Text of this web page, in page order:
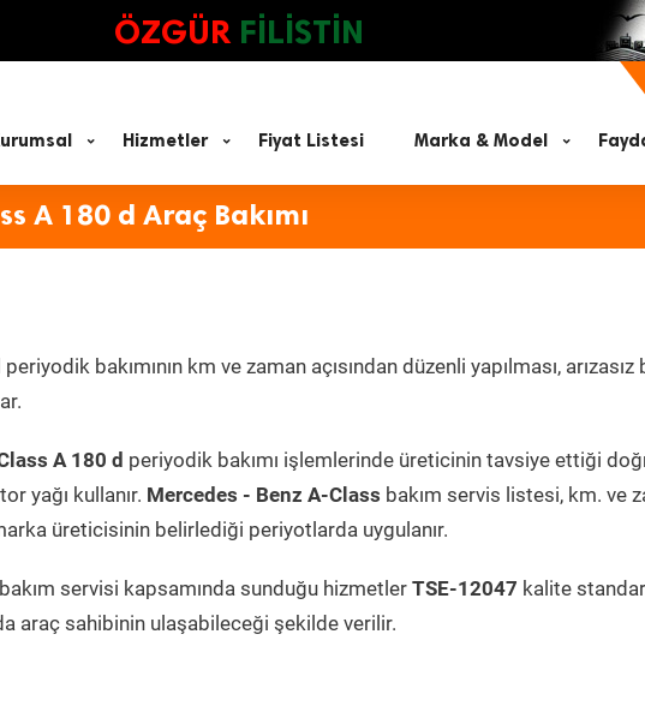
ÖZGÜR FİLİSTİN
Hizmetler Fiyat Listesi Marka & Model
A 180 d Araç Bakımı
periyodik bakımının km ve zaman açısından düzenli yapılması, arızasız
A 180 d periyodik bakımı işlemlerinde üreticinin tavsiye ettiği
yağı kullanır. Mercedes - Benz A-Class bakım servis listesi, km. ve
üreticisinin belirlediği periyotlarda uygulanır.
bakım servisi kapsamında sunduğu hizmetler TSE-12047 kalite
araç sahibinin ulaşabileceği şekilde verilir.